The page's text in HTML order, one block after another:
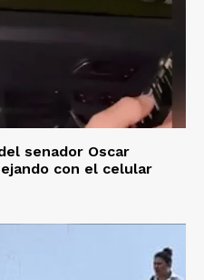
senador Oscar
con el celular